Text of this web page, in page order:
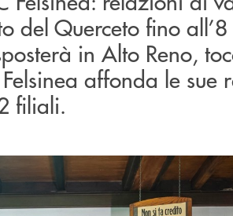
del Querceto fino
in Alto Reno,
affonda le sue
filiali.